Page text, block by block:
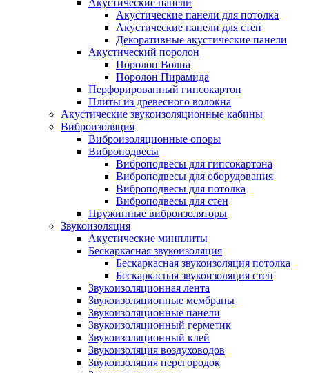
Акустические панели
Акустические панели для потолка
Акустические панели для стен
Декоративные акустические панели
Акустический поролон
Поролон Волна
Поролон Пирамида
Перфорированный гипсокартон
Плиты из древесного волокна
Акустические звукоизоляционные кабины
Виброизоляция
Виброизоляционные опоры
Виброподвесы
Виброподвесы для гипсокартона
Виброподвесы для оборудования
Виброподвесы для потолка
Виброподвесы для стен
Пружинные виброизоляторы
Звукоизоляция
Акустические минплиты
Бескаркасная звукоизоляция
Бескаркасная звукоизоляция потолка
Бескаркасная звукоизоляция стен
Звукоизоляционная лента
Звукоизоляционные мембраны
Звукоизоляционные панели
Звукоизоляционный герметик
Звукоизоляционный клей
Звукоизоляция воздуховодов
Звукоизоляция перегородок